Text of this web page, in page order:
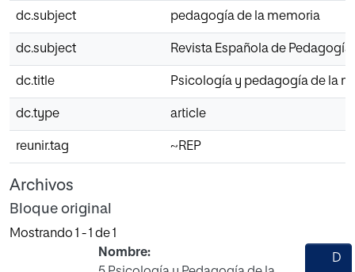
dc.subject pedagogía de la memoria
dc.subject Revista Española de Pedagogía
dc.title Psicología y pedagogía de la
dc.type article
reunir.tag ~REP
Archivos
Bloque original
Mostrando 1 - 1 de 1
Nombre:
D